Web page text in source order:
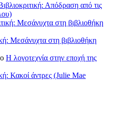
Απόδραση από τις
Μεσάνυχτα στη βιβλιοθήκη
Μεσάνυχτα στη βιβλιοθήκη
Η λογοτεχνία στην εποχή της
Κακοί άντρες (Julie Mae